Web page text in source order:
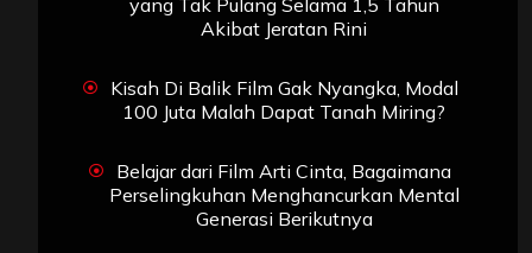
Akibat Jeratan Rini
Kisah Di Balik Film Gak Nyangka, Modal
100 Juta Malah Dapat Tanah Miring?
Belajar dari Film Arti Cinta, Bagaimana
Perselingkuhan Menghancurkan Mental
Generasi Berikutnya